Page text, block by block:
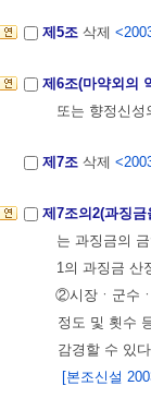
제5조 삭제
제6조(마약외의
또는 향정신성
제7조 삭제
제7조의2(과징
는 과징금의
1의 과징금 산
②시장ㆍ군수
정도 및 횟수
감경할 수 있
[본조신설